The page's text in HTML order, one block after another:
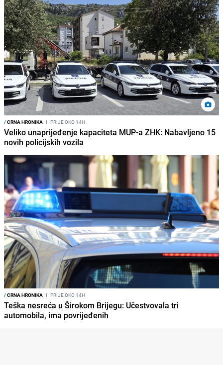
/CRNA HRONIKA I PRIJE OKO 14H
Veliko unaprijeđenje kapaciteta MUP-a ZHK: Nabavljeno 15
novih policijskih vozila
/CRNA HRONIKA I PRIJE OKO 14H
Teška nesreća u Širokom Brijegu: Učestvovala tri
automobila, ima povrijeđenih